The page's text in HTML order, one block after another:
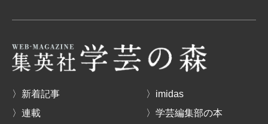
〉新着記事
〉連載
〉imidas
〉学芸編集部の本